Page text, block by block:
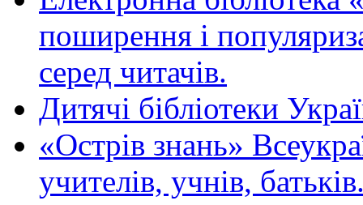
поширення і
серед читачів.
Дитячі бібліотеки
«Острів знань»
учителів, учнів,